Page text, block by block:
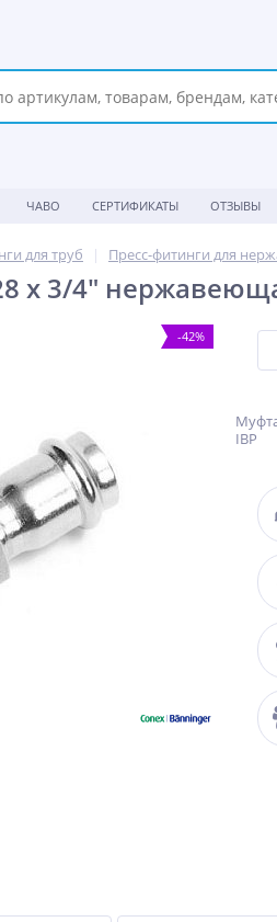
ЧАВО СЕРТИФИКАТЫ ОТЗЫВЫ
для труб Пресс-фитинги для
x 3/4"
-42%
IBP